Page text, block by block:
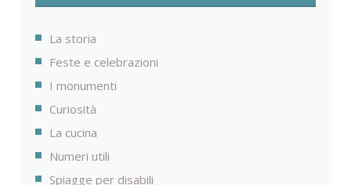
La storia
Feste e celebrazioni
I monumenti
Curiosità
La cucina
Numeri utili
Spiagge per disabili